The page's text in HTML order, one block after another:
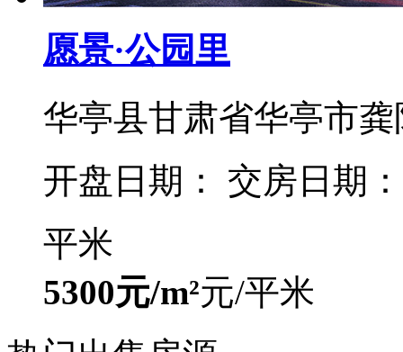
愿景·公园里
华亭县甘肃省华亭市
开盘日期： 交房日期：
平米
5300元/m²元/平米